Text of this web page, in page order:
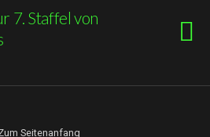
7. Staffel von
Seitenanfang